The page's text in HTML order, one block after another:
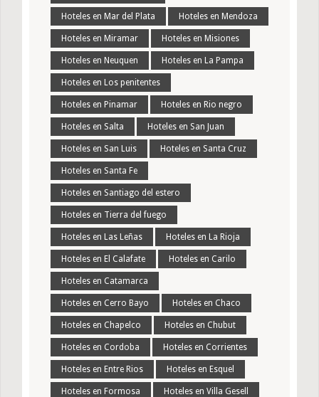
Hoteles en Mar del Plata Hoteles en Mendoza
Hoteles en Miramar Hoteles en Misiones
Hoteles en Neuquen Hoteles en La Pampa
Hoteles en Los penitentes
Hoteles en Pinamar Hoteles en Rio negro
Hoteles en Salta Hoteles en San Juan
Hoteles en San Luis Hoteles en Santa Cruz
Hoteles en Santa Fe
Hoteles en Santiago del estero
Hoteles en Tierra del fuego
Hoteles en Las Leñas Hoteles en La Rioja
Hoteles en El Calafate Hoteles en Carilo
Hoteles en Catamarca
Hoteles en Cerro Bayo Hoteles en Chaco
Hoteles en Chapelco Hoteles en Chubut
Hoteles en Cordoba Hoteles en Corrientes
Hoteles en Entre Rios Hoteles en Esquel
Hoteles en Formosa Hoteles en Villa Gesell